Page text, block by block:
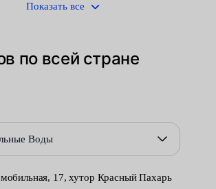
автомобиля, а также
в области автомобильного ремонта.
двигателя: Если текущий бензиновый
серьезные поломки, такие как
Показать все
по всей стране
Воды
17, хутор Красный Пахарь